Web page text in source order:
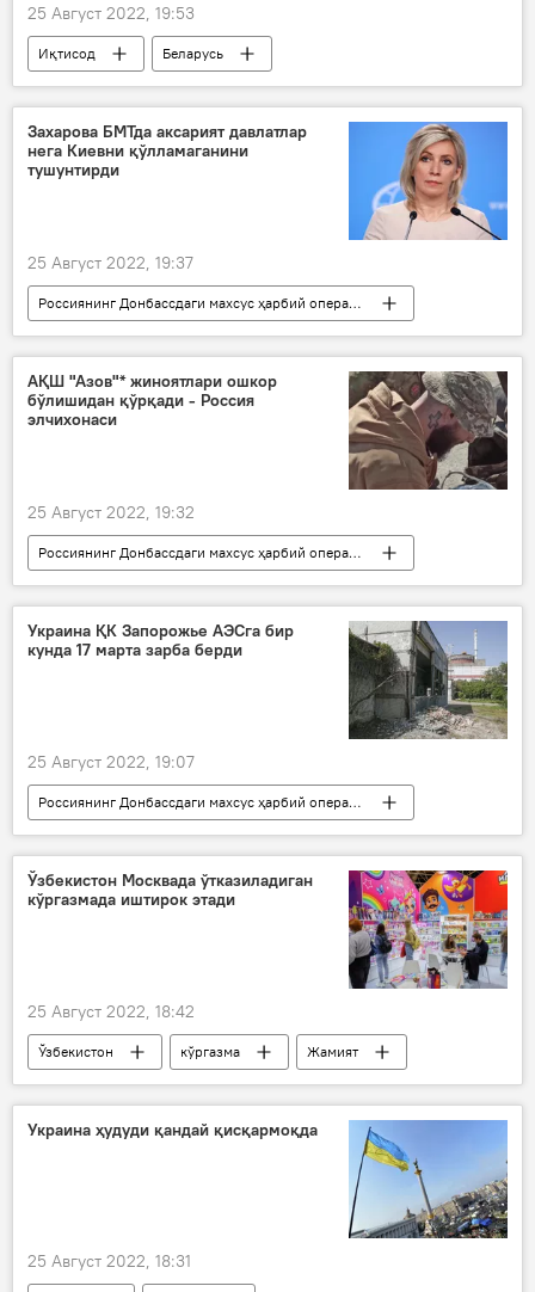
25 Август 2022, 19:53
Иқтисод
Беларусь
Ўзбекистон
Захарова БМТда аксарият давлатлар
нега Киевни қўлламаганини
тушунтирди
25 Август 2022, 19:37
Россиянинг Донбассдаги махсус ҳарбий операцияси
Украина
БМТ Россия
АҚШ "Азов"* жиноятлари ошкор
бўлишидан қўрқади - Россия
элчихонаси
25 Август 2022, 19:32
Россиянинг Донбассдаги махсус ҳарбий операцияси
Украина
"Азов"
АҚШ
Украина ҚК Запорожье АЭСга бир
кунда 17 марта зарба берди
25 Август 2022, 19:07
Россиянинг Донбассдаги махсус ҳарбий операцияси
Украина
Запорожье вилояти
АЭС
Ўзбекистон Москвада ўтказиладиган
кўргазмада иштирок этади
25 Август 2022, 18:42
Ўзбекистон кўргазма
Жамият
Россия
Украина ҳудуди қандай қисқармоқда
25 Август 2022, 18:31